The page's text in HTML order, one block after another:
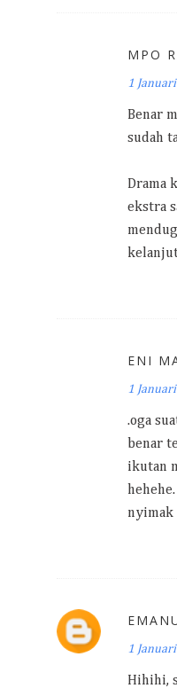
MPO
1
Benar
sudah
Drama
ekstra
ENI
1
.oga
benar
ikutan
nyimak
1
Hihihi,